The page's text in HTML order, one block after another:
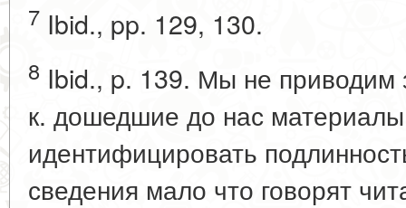
7 Ibid., pp. 129, 130.
8 Ibid., p. 139. Мы не приводим
к. дошедшие до нас
идентифицировать
сведения мало что говорят